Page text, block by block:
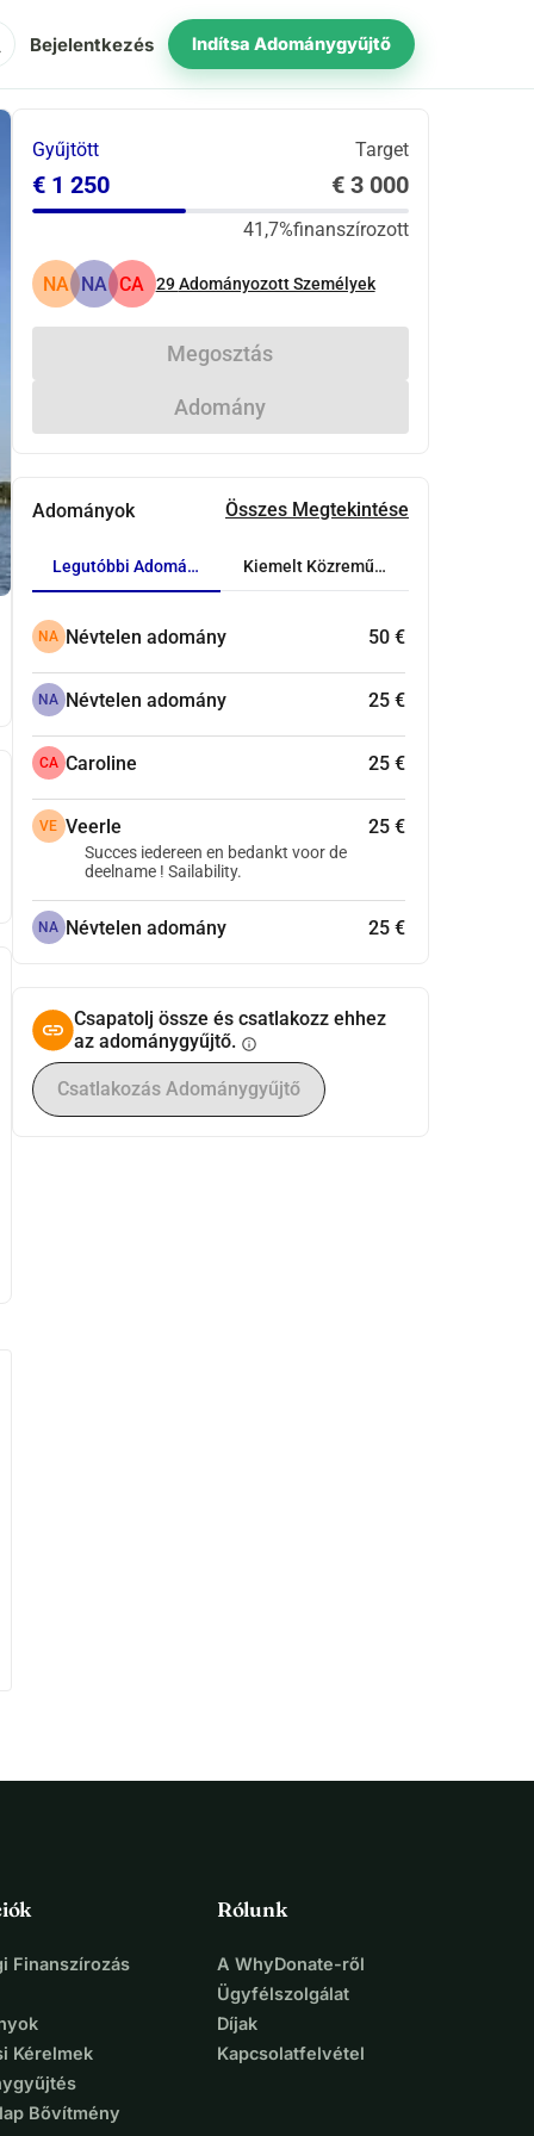
Bejelentkezés Indítsa Adománygyűjtő
Gyűjtött Target
€ 1 250 € 3 000
41,7%finanszírozott
NA NA CA 29Adományozott Személyek
Megosztás
Adomány
Adományok Összes Megtekintése
Legutóbbi Adományok Kiemelt Közreműködők
NA Névtelen adomány 50 €
NA Névtelen adomány 25 €
CA Caroline 25 €
VE Veerle 25 €
Succes iedereen en bedankt voor de
deelname ! Sailability.
NA Névtelen adomány 25 €
Csapatolj össze és csatlakozz ehhez
az adománygyűjtő. info
Csatlakozás Adománygyűjtő
Finanszírozás
Kérelmek
Bővítmény
Rólunk
A WhyDonate-ről
Ügyfélszolgálat
Díjak
Kapcsolatfelvétel